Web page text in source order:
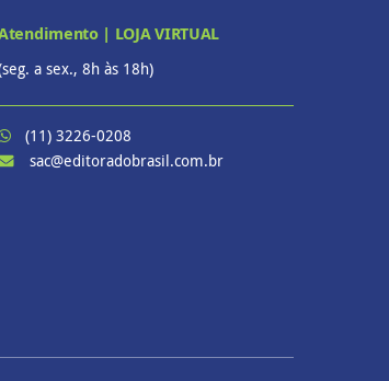
| LOJA VIRTUAL
a sex., 8h às 18h)
(11) 3226-0208
sac@editoradobrasil.com.br